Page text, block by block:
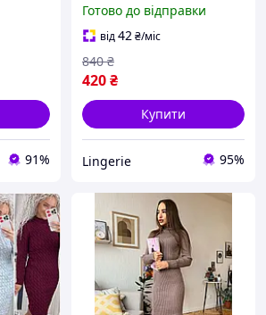
91%
Сексуальна міні-сукня
сітка
Готово до відправки
від42₴/міс
420₴
840 ₴
Купити
Lingerie 95%